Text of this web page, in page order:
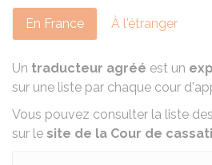
En France À l'étranger
Un traducteur agréé est un
sur une liste par chaque cour
Vous pouvez consulter la liste des
sur le site de la Cour de